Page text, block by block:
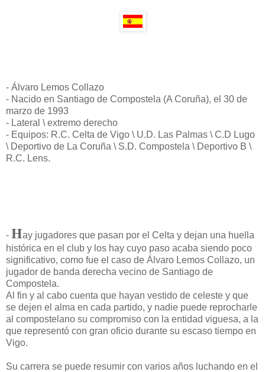
- Álvaro Lemos Collazo
- Nacido en Santiago de Compostela (A Coruña), el 30 de
marzo de 1993
- Lateral \ extremo derecho
- Equipos: R.C. Celta de Vigo \ U.D. Las Palmas \ C.D Lugo
\ Deportivo de La Coruña \ S.D. Compostela \ Deportivo B \
R.C. Lens.
- Hay jugadores que pasan por el Celta y dejan una huella
histórica en el club y los hay cuyo paso acaba siendo poco
significativo, como fue el caso de Álvaro Lemos Collazo, un
jugador de banda derecha vecino de Santiago de
Compostela.
Al fin y al cabo cuenta que hayan vestido de celeste y que
se dejen el alma en cada partido, y nadie puede reprocharle
al compostelano su compromiso con la entidad viguesa, a la
que representó con gran oficio durante su escaso tiempo en
Vigo.
Su carrera se puede resumir con varios años luchando en el